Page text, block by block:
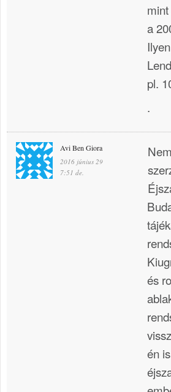
a
pl.
.
Avi Ben Giora
2016 június 29
7:51 de.
és
én